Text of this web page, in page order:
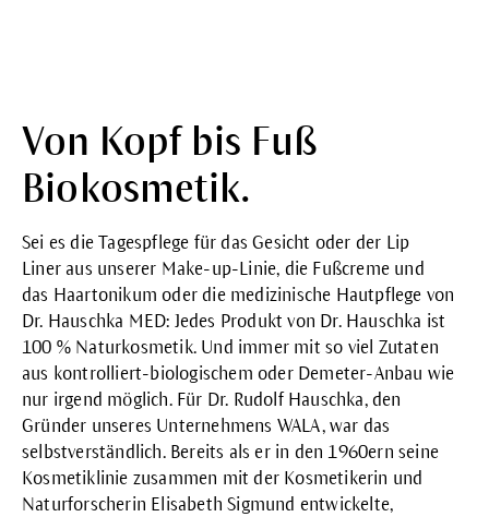
Von Kopf bis Fuß
Biokosmetik.
Sei es die Tagespflege für das Gesicht oder der Lip
Liner aus unserer Make-up-Linie, die Fußcreme und
das Haartonikum oder die medizinische Hautpflege von
Dr. Hauschka MED: Jedes Produkt von Dr. Hauschka ist
100 % Naturkosmetik. Und immer mit so viel Zutaten
aus kontrolliert-biologischem oder Demeter-Anbau wie
nur irgend möglich. Für Dr. Rudolf Hauschka, den
Gründer unseres Unternehmens WALA, war das
selbstverständlich. Bereits als er in den 1960ern seine
Kosmetiklinie zusammen mit der Kosmetikerin und
Naturforscherin Elisabeth Sigmund entwickelte,